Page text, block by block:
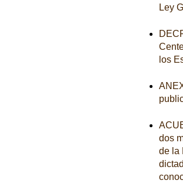
Ley
los
dos
de la